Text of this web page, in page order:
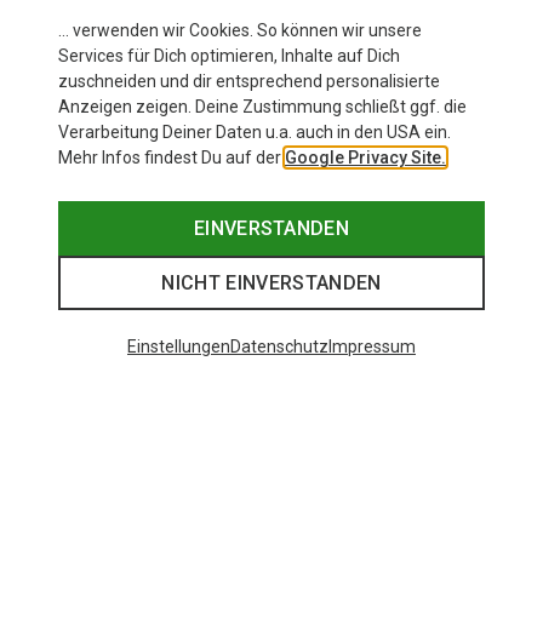
… verwenden wir Cookies. So können wir unsere
Services für Dich optimieren, Inhalte auf Dich
zuschneiden und dir entsprechend personalisierte
Anzeigen zeigen. Deine Zustimmung schließt ggf. die
Verarbeitung Deiner Daten u.a. auch in den USA ein.
Mehr Infos findest Du auf der Google Privacy Site.
EINVERSTANDEN
NICHT EINVERSTANDEN
EinstellungenDatenschutz Impressum